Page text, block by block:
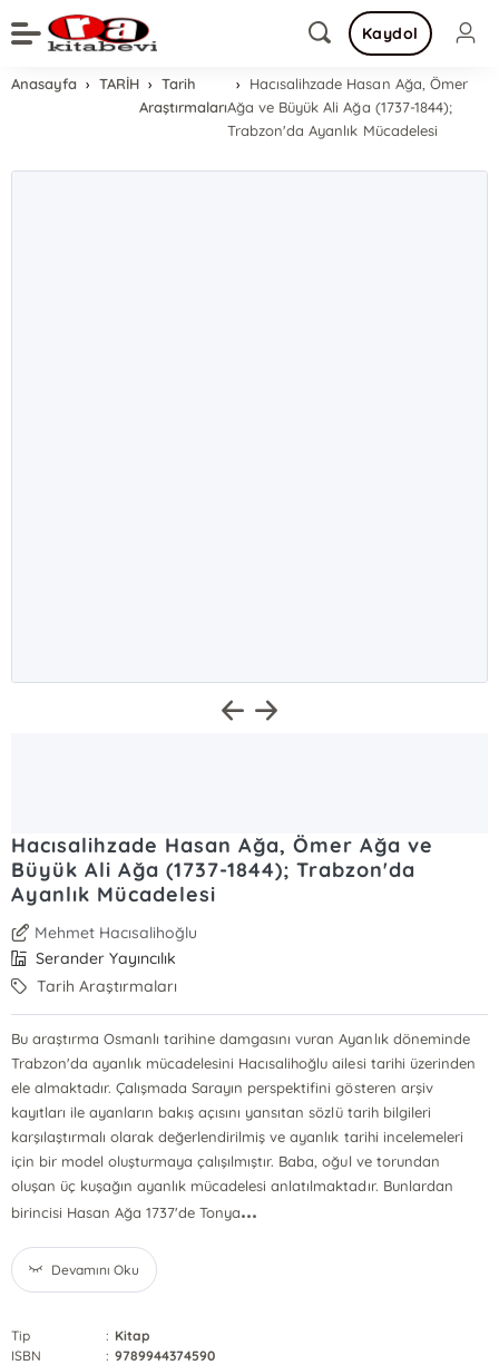
Kaydol
Anasayfa TARİH
Tarih
Araştırmaları
Hacısalihzade Hasan Ağa, Ömer
Ağa ve Büyük Ali Ağa (1737-1844);
Trabzon'da Ayanlık Mücadelesi
Hacısalihzade Hasan Ağa, Ömer Ağa ve
Büyük Ali Ağa (1737-1844); Trabzon'da
Ayanlık Mücadelesi
Mehmet Hacısalihoğlu
Serander Yayıncılık
Tarih Araştırmaları
Bu araştırma Osmanlı tarihine damgasını vuran Ayanlık döneminde
Trabzon'da ayanlık mücadelesini Hacısalihoğlu ailesi tarihi üzerinden
ele almaktadır. Çalışmada Sarayın perspektifini gösteren arşiv
kayıtları ile ayanların bakış açısını yansıtan sözlü tarih bilgileri
karşılaştırmalı olarak değerlendirilmiş ve ayanlık tarihi incelemeleri
için bir model oluşturmaya çalışılmıştır. Baba, oğul ve torundan
oluşan üç kuşağın ayanlık mücadelesi anlatılmaktadır. Bunlardan
birincisi Hasan Ağa 1737'de Tonya...
Devamını Oku
Tip : Kitap
ISBN
: 9789944374590